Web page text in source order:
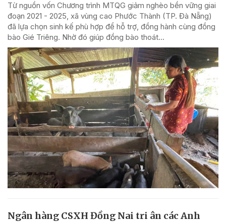
Từ nguồn vốn Chương trình MTQG giảm nghèo bền vững giai
đoạn 2021 - 2025, xã vùng cao Phước Thành (TP. Đà Nẵng)
đã lựa chọn sinh kế phù hợp để hỗ trợ, đồng hành cùng đồng
bào Gié Triêng. Nhờ đó giúp đồng bào thoát...
Ngân hàng CSXH Đồng Nai tri ân các Anh